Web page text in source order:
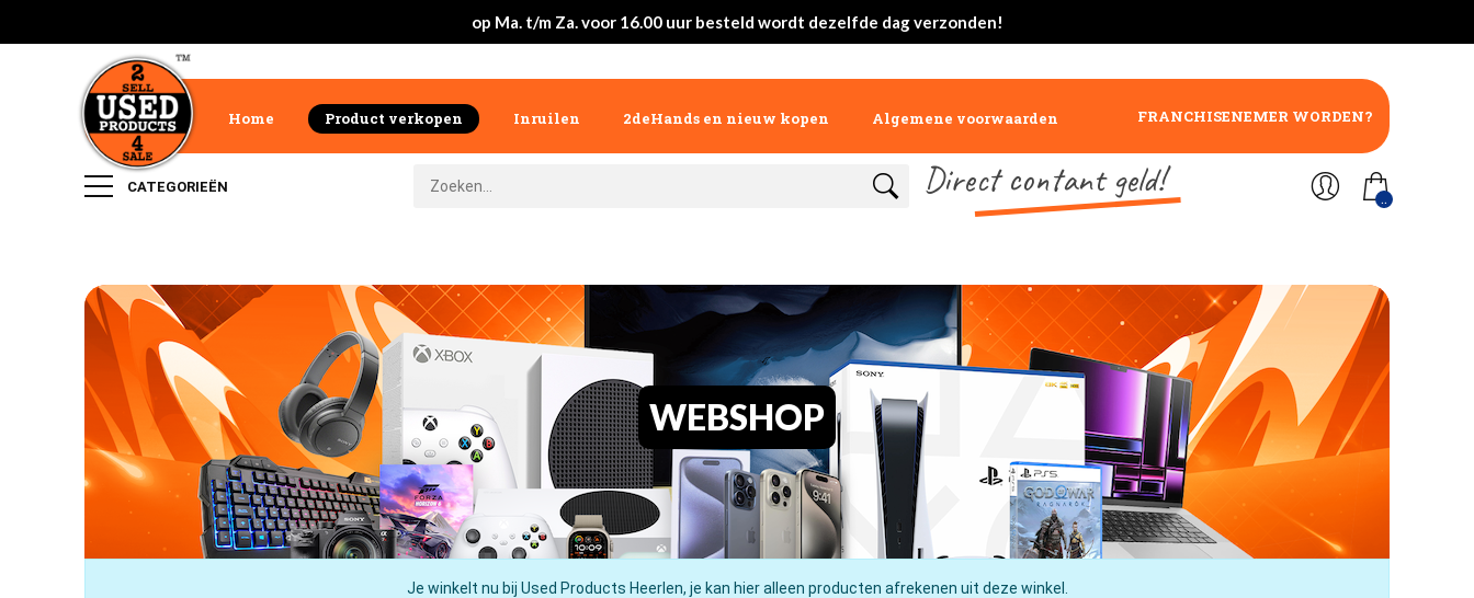
op Ma. t/m Za. voor 16.00 uur besteld wordt dezelfde dag verzonden!
Home Product verkopen Inruilen 2deHands en nieuw kopen Algemene voorwaarden FRANCHISENEMER WORDEN?
CATEGORIEËN Direct contant geld! ..
WEBSHOP
Je winkelt nu bij Used Products Heerlen, je kan hier alleen producten afrekenen uit deze winkel.